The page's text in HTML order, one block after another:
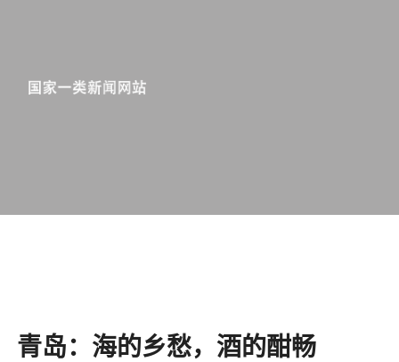
青岛：海的乡愁，酒的酣畅